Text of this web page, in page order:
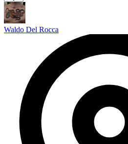
Waldo Del Rocca